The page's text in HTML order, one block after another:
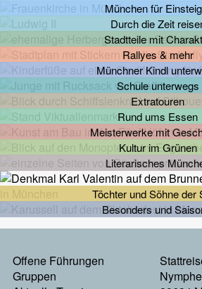
München für
Durch die Zeit
Stadtteile mit
Rallyes & mehr
Münchner Kindl
Schule unterwegs
Extratouren
Rund ums Essen
Meisterwerke mit
Kultur im Grünen
Literarisches
Töchter und Söhne der
Besonders und
Footermenu
Offene Führungen
Gruppen